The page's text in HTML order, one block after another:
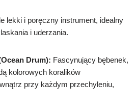
lekki i poręczny instrument, idealny
i uderzania.
Drum): Fascynujący bębenek,
kolorowych koralików
przy każdym przechyleniu,